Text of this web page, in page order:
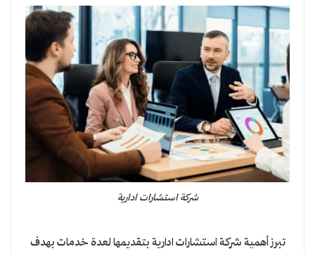
شركة استشارات ادارية
تبرز أهمية شركة استشارات ادارية بتقديمها لعدة خدمات بهدف